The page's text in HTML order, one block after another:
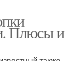
Плюсы и